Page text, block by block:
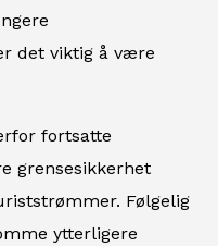
det viktig å være
fortsatte
grensesikkerhet
Følgelig
ytterligere